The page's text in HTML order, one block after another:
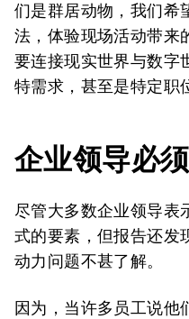
们是群居动物，我们希
法，体验现场活动带来
要连接现实世界与数字
特需求，甚至是特定职
企业领导必
尽管大多数企业领导表
式的要素，但报告还发
动力问题不甚了解。
因为，当许多员工说他